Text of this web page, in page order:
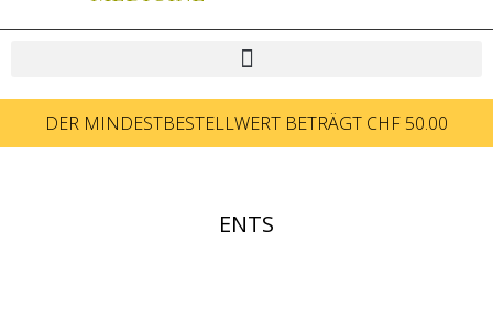
DER MINDESTBESTELLWERT BETRÄGT CHF 50.00
ENTS